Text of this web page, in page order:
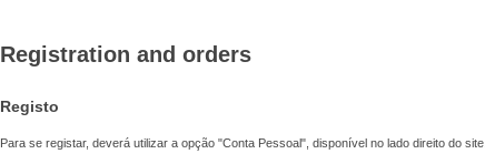
Registration and orders
Registo
Para se registar, deverá utilizar a opção "Conta Pessoal", disponível no lado direito do site.